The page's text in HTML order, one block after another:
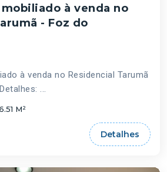
à venda no
- Foz do
à venda no Residencial Tarumã
...
M²
Detalhes